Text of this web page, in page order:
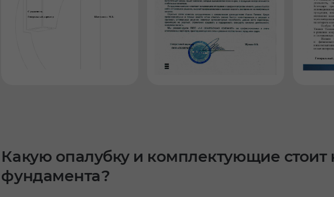
Какую опалубку и комплектующие стоит
фундамента?